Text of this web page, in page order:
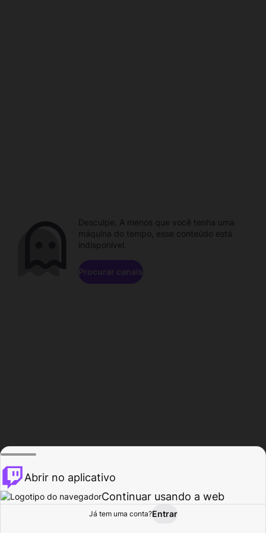
Procurar Atividade
Desculpe. A menos que você tenha uma
máquina do tempo, esse conteúdo está
indisponível.
Procurar canais
Abrir no aplicativo
Continuar usando a web
Já tem uma conta?Entrar